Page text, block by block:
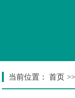
当前位置： 首页 >>